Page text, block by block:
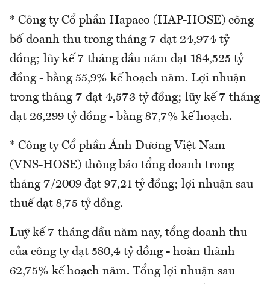
* Công ty Cổ phần Hapaco (HAP-HOSE) công
bố doanh thu trong tháng 7 đạt 24,974 tỷ
đồng; lũy kế 7 tháng đầu năm đạt 184,525 tỷ
đồng - bằng 55,9% kế hoạch năm. Lợi nhuận
trong tháng 7 đạt 4,573 tỷ đồng; lũy kế 7 tháng
đạt 26,299 tỷ đồng - bằng 87,7% kế hoạch.
* Công ty Cổ phần Ánh Dương Việt Nam
(VNS-HOSE) thông báo tổng doanh trong
tháng 7/2009 đạt 97,21 tỷ đồng; lợi nhuận sau
thuế đạt 8,75 tỷ đồng.
Luỹ kế 7 tháng đầu năm nay, tổng doanh thu
của công ty đạt 580,4 tỷ đồng - hoàn thành
62,75% kế hoạch năm. Tổng lợi nhuận sau